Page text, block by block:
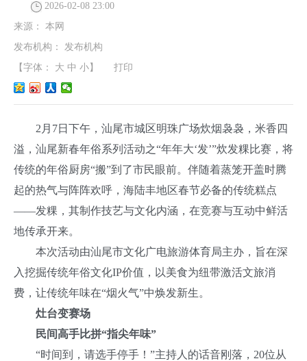
2026-02-08 23:00
来源： 本网
发布机构： 发布机构
【字体： 大 中 小 】 打印
2月7日下午，汕尾市城区明珠广场炊烟袅袅，米香四
溢，汕尾新春年俗系列活动之“年年大‘发’”炊发粿比赛，将
传统的年俗厨房“搬”到了市民眼前。伴随着蒸笼开盖时腾
起的热气与阵阵欢呼，海陆丰地区春节必备的传统糕点
——发粿，其制作技艺与文化内涵，在竞赛与互动中鲜活
地传承开来。
本次活动由汕尾市文化广电旅游体育局主办，旨在深
入挖掘传统年俗文化IP价值，以美食为纽带激活文旅消
费，让传统年味在“烟火气”中焕发新生。
灶台变赛场
民间高手比拼“指尖年味”
“时间到，请选手停手！”主持人的话音刚落，20位从